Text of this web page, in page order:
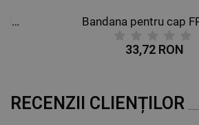
Bandana pentru cap BUTTERFLIES Bandana pentru cap
33,72 RON
RECENZII CLIENȚILOR